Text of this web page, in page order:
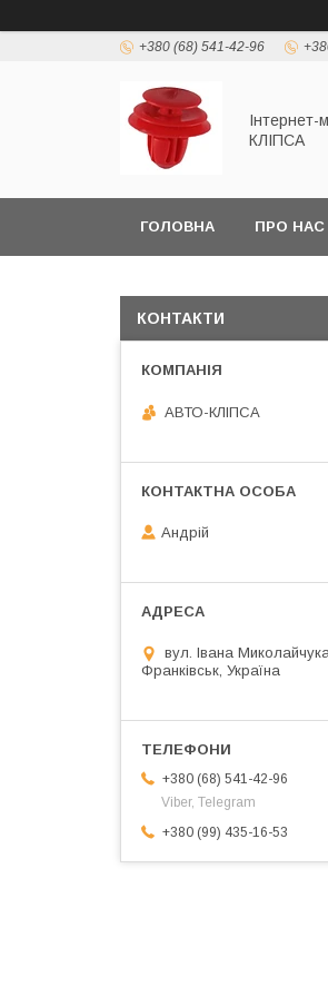
+380 (68) 541-42-96
КЛІПСА
ГОЛОВНА ПРО НАС
КОНТАКТИ
АВТО-КЛІПСА
Андрій
вул. Івана
Франківськ, Україна
+380 (68) 541-42-96
Viber, Telegram
+380 (99) 435-16-53